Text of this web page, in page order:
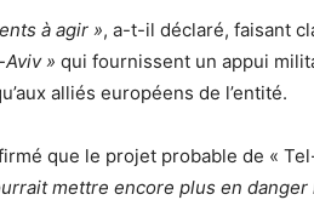
à agir », a-t-il déclaré, faisant
» qui fournissent un appui
alliés européens de l’entité.
que le projet probable de «
mettre encore plus en danger